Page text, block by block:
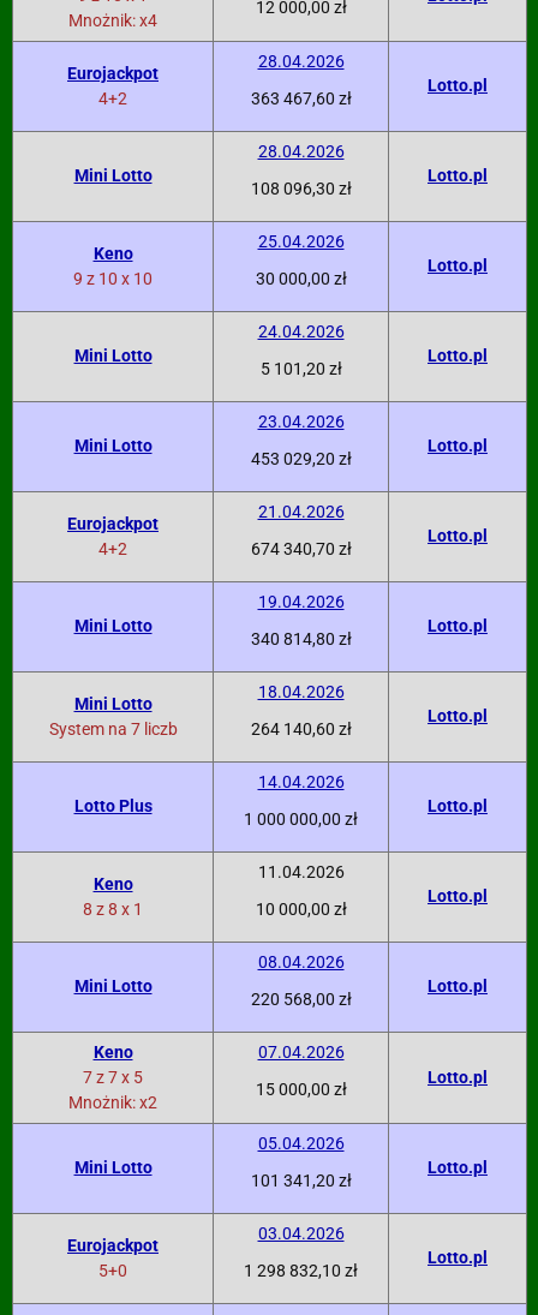
Mnożnik: x4
12 000,00 zł
Eurojackpot
4+2
28.04.2026
363 467,60 zł
Lotto.pl
Mini Lotto
28.04.2026
108 096,30 zł
Lotto.pl
Keno
9 z 10 x 10
25.04.2026
30 000,00 zł
Lotto.pl
Mini Lotto
24.04.2026
5 101,20 zł
Lotto.pl
Mini Lotto
23.04.2026
453 029,20 zł
Lotto.pl
Eurojackpot
4+2
21.04.2026
674 340,70 zł
Lotto.pl
Mini Lotto
19.04.2026
340 814,80 zł
Lotto.pl
Mini Lotto
System na 7 liczb
18.04.2026
264 140,60 zł
Lotto.pl
Lotto Plus
14.04.2026
1 000 000,00 zł
Lotto.pl
Keno
8 z 8 x 1
11.04.2026
10 000,00 zł
Lotto.pl
Mini Lotto
08.04.2026
220 568,00 zł
Lotto.pl
Keno
7 z 7 x 5
Mnożnik: x2
07.04.2026
15 000,00 zł
Lotto.pl
Mini Lotto
05.04.2026
101 341,20 zł
Lotto.pl
Eurojackpot
5+0
03.04.2026
1 298 832,10 zł
Lotto.pl